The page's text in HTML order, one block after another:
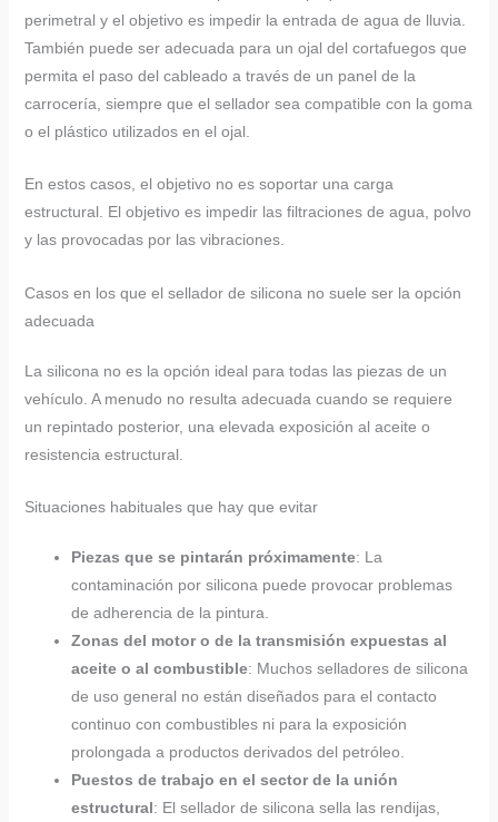
perimetral y el objetivo es impedir la entrada de agua de lluvia.
También puede ser adecuada para un ojal del cortafuegos que
permita el paso del cableado a través de un panel de la
carrocería, siempre que el sellador sea compatible con la goma
o el plástico utilizados en el ojal.
En estos casos, el objetivo no es soportar una carga
estructural. El objetivo es impedir las filtraciones de agua, polvo
y las provocadas por las vibraciones.
Casos en los que el sellador de silicona no suele ser la opción
adecuada
La silicona no es la opción ideal para todas las piezas de un
vehículo. A menudo no resulta adecuada cuando se requiere
un repintado posterior, una elevada exposición al aceite o
resistencia estructural.
Situaciones habituales que hay que evitar
Piezas que se pintarán próximamente: La
contaminación por silicona puede provocar problemas
de adherencia de la pintura.
Zonas del motor o de la transmisión expuestas al
aceite o al combustible: Muchos selladores de silicona
de uso general no están diseñados para el contacto
continuo con combustibles ni para la exposición
prolongada a productos derivados del petróleo.
Puestos de trabajo en el sector de la unión
estructural: El sellador de silicona sella las rendijas,